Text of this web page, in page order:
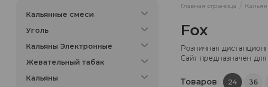
Кальянные смеси
Уголь
Кальяны Электронные
Жевательный табак
Кальяны
Главная страница /
Fox
Розничная
Сайт предназначен
Товаров 24 36